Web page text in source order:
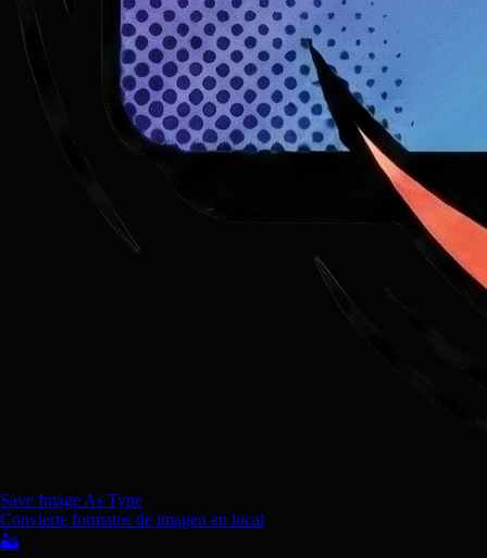
Save Image As Type
Convierte formatos de imagen en local
🏜️